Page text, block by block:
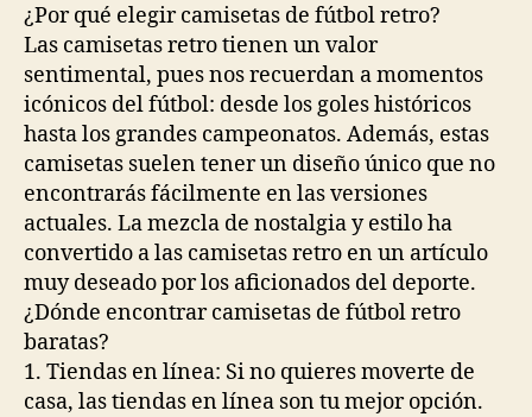
¿Por qué elegir camisetas de fútbol retro?
Las camisetas retro tienen un valor
sentimental, pues nos recuerdan a momentos
icónicos del fútbol: desde los goles históricos
hasta los grandes campeonatos. Además, estas
camisetas suelen tener un diseño único que no
encontrarás fácilmente en las versiones
actuales. La mezcla de nostalgia y estilo ha
convertido a las camisetas retro en un artículo
muy deseado por los aficionados del deporte.
¿Dónde encontrar camisetas de fútbol retro
baratas?
1. Tiendas en línea: Si no quieres moverte de
casa, las tiendas en línea son tu mejor opción.